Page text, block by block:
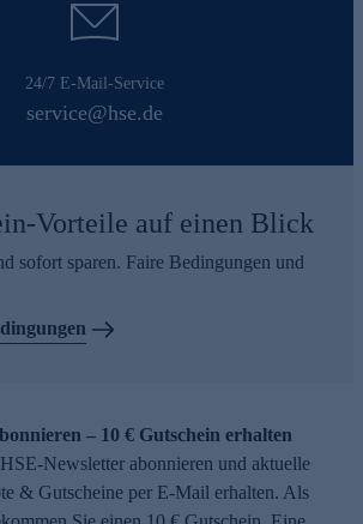
24/7 E-Mail-Service
service@hse.de
Vorteile auf einen Blick
sofort sparen. Faire Bedingungen und
– 10 € Gutschein erhalten
Newsletter abonnieren und aktuelle
& Gutscheine per E-Mail erhalten. Als